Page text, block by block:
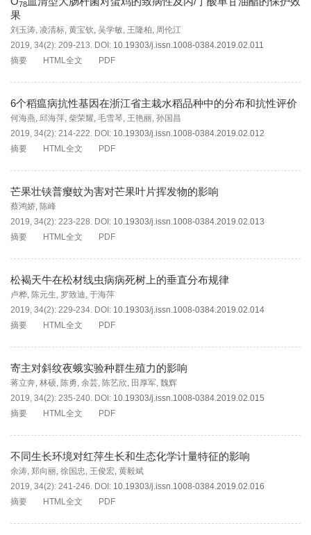
78
果
刘玉涛, 凌清标, 黄宝钦, 吴学敏, 王隆柏, 周伦江
2019, 34(2): 209-213. DOI: 10.19303/j.issn.1008-0384.2019.02.011
摘要
HTML全文 PDF
6个稻瘟病抗性基因在浙江省主栽水稻品种中的分布和抗性评价
何海燕, 邱海萍, 柴荣耀, 毛雪琴, 王艳丽, 孙国昌
2019, 34(2): 214-222. DOI: 10.19303/j.issn.1008-0384.2019.02.012
摘要
HTML全文 PDF
芒果壮铗普瘿蚊为害对芒果叶片挥发物的影响
蔡鸿娇, 陈峰
2019, 34(2): 223-228. DOI: 10.19303/j.issn.1008-0384.2019.02.013
摘要
HTML全文 PDF
松褐天牛在松材线虫病病死树上的垂直分布规律
卢桦, 陈元生, 罗致迪, 于海萍
2019, 34(2): 229-234. DOI: 10.19303/j.issn.1008-0384.2019.02.014
摘要
HTML全文 PDF
寄主对斜纹夜蛾实验种群生殖力的影响
蒋立奔, 林硕, 陈勇, 余芸, 陈艺欣, 田厚军, 魏辉
2019, 34(2): 235-240. DOI: 10.19303/j.issn.1008-0384.2019.02.015
摘要
HTML全文 PDF
不同生长环境对红萍生长和生态化学计量特征的影响
余涛, 郑向丽, 徐国忠, 王俊宏, 黄毅斌
2019, 34(2): 241-246. DOI: 10.19303/j.issn.1008-0384.2019.02.016
摘要
HTML全文 PDF